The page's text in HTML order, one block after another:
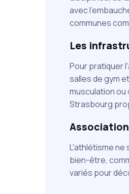
avec
communes
Les
Pour pratiquer
salles de gym
musculation
Strasbourg
L'athlétisme ne
bien-être,
variés pour